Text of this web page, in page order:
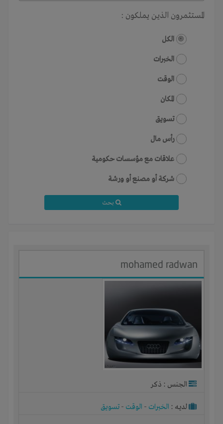
المستثمرون الذين يملكون :
الكل
الخبرات
الوقت
المكان
تسويق
رأس مال
علاقات مع مؤسسات حكومية
شركة أو مصنع أو ورشة
mohamed radwan
الجنس : ذكر
لديـه : الخبرات - الوقت - تسويق